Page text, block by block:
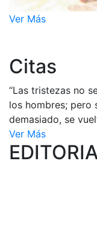
Ver Más
Citas
“Las tristezas no
los hombres; pero
demasiado, se
Ver Más